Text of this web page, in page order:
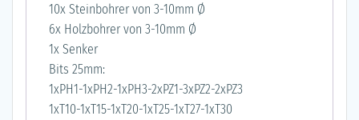
10x Steinbohrer von 3-10mm Ø
6x Holzbohrer von 3-10mm Ø
1x Senker
Bits 25mm:
1xPH1-1xPH2-1xPH3-2xPZ1-3xPZ2-2xPZ3
1xT10-1xT15-1xT20-1xT25-1xT27-1xT30